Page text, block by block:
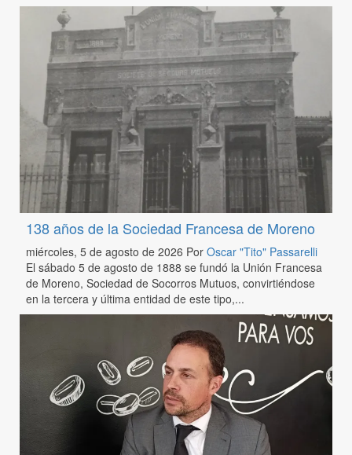
138 años de la Sociedad Francesa de Moreno
miércoles, 5 de agosto de 2026 Por Oscar "Tito" Passarelli
El sábado 5 de agosto de 1888 se fundó la Unión Francesa
de Moreno, Sociedad de Socorros Mutuos, convirtiéndose
en la tercera y última entidad de este tipo,...